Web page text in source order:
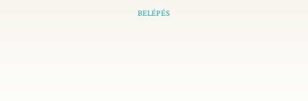
BELÉPÉS